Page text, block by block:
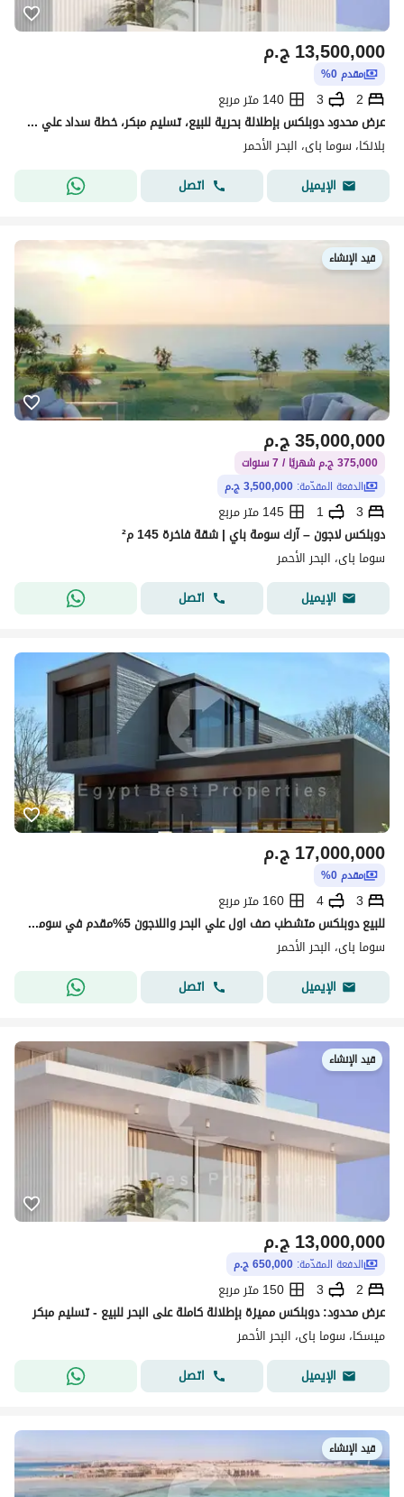
ج.م13,500,000
مقدم 0%
2
3
140 متر مربع
عرض محدود دوبلكس بإطلالة بحرية للبيع، تسليم مبكر، خطة سداد علي 8 سنوات
بلانكا، سوما باى، البحر الأحمر
الإيميل
اتصل
قيد الإنشاء
ج.م35,000,000
375,000 ج.م شهريًا / 7 سنوات
الدفعة المقدّمة: 3,500,000 ج.م
3
1
145 متر مربع
دوبلكس لاجون – آرك سومة باي | شقة فاخرة 145 م²
سوما باى، البحر الأحمر
الإيميل
اتصل
ج.م17,000,000
مقدم 0%
3
4
160 متر مربع
للبيع دوبلكس متشطب صف اول علي البحر واللاجون 5%مقدم في سوما باي
سوما باى، البحر الأحمر
الإيميل
اتصل
قيد الإنشاء
ج.م13,000,000
الدفعة المقدّمة: 650,000 ج.م
2
3
150 متر مربع
عرض محدود: دوبلكس مميزة بإطلالة كاملة على البحر للبيع - تسليم مبكر
ميسكا، سوما باى، البحر الأحمر
الإيميل
اتصل
قيد الإنشاء